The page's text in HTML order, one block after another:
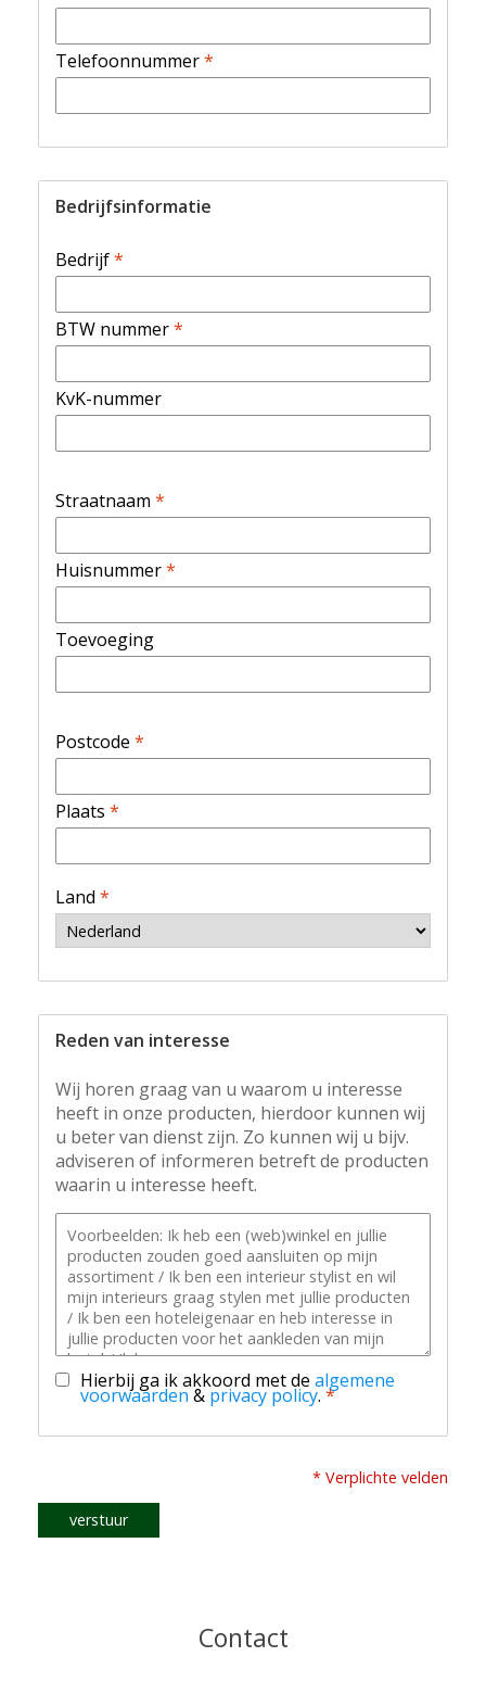
Telefoonnummer*
Bedrijfsinformatie
Bedrijf*
BTW nummer*
KvK-nummer
Straatnaam *
Huisnummer*
Toevoeging
Postcode *
Plaats *
Land *
Reden van interesse
Wij horen graag van u waarom u interesse
heeft in onze producten, hierdoor kunnen wij
u beter van dienst zijn. Zo kunnen wij u bijv.
adviseren of informeren betreft de producten
waarin u interesse heeft.
Hierbij ga ik akkoord met de algemene
voorwaarden & privacy policy. *
* Verplichte velden
verstuur
Contact